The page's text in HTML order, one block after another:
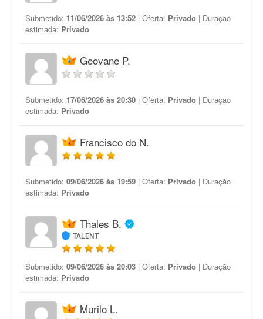
Submetido: 11/06/2026 às 13:52 | Oferta: Privado | Duração
estimada: Privado
Geovane P.
Submetido: 17/06/2026 às 20:30 | Oferta: Privado | Duração
estimada: Privado
Francisco do N.
Submetido: 09/06/2026 às 19:59 | Oferta: Privado | Duração
estimada: Privado
Thales B.
TALENT
Submetido: 09/06/2026 às 20:03 | Oferta: Privado | Duração
estimada: Privado
Murilo L.